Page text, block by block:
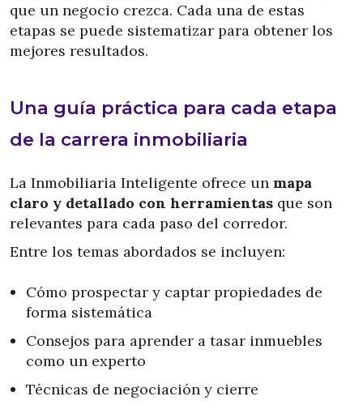
que un negocio crezca. Cada una de estas
etapas se puede sistematizar para obtener los
mejores resultados.
Una guía práctica para cada etapa
de la carrera inmobiliaria
La Inmobiliaria Inteligente ofrece un mapa
claro y detallado con herramientas que son
relevantes para cada paso del corredor.
Entre los temas abordados se incluyen:
Cómo prospectar y captar propiedades de
forma sistemática
Consejos para aprender a tasar inmuebles
como un experto
Técnicas de negociación y cierre